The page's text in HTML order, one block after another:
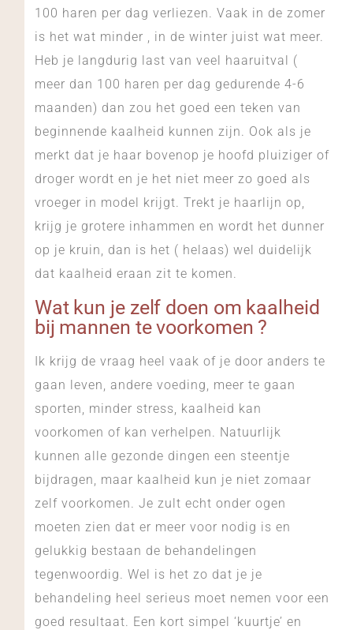
100 haren per dag verliezen. Vaak in de zomer
is het wat minder , in de winter juist wat meer.
Heb je langdurig last van veel haaruitval (
meer dan 100 haren per dag gedurende 4-6
maanden) dan zou het goed een teken van
beginnende kaalheid kunnen zijn. Ook als je
merkt dat je haar bovenop je hoofd pluiziger of
droger wordt en je het niet meer zo goed als
vroeger in model krijgt. Trekt je haarlijn op,
krijg je grotere inhammen en wordt het dunner
op je kruin, dan is het ( helaas) wel duidelijk
dat kaalheid eraan zit te komen.
Wat kun je zelf doen om kaalheid
bij mannen te voorkomen ?
Ik krijg de vraag heel vaak of je door anders te
gaan leven, andere voeding, meer te gaan
sporten, minder stress, kaalheid kan
voorkomen of kan verhelpen. Natuurlijk
kunnen alle gezonde dingen een steentje
bijdragen, maar kaalheid kun je niet zomaar
zelf voorkomen. Je zult echt onder ogen
moeten zien dat er meer voor nodig is en
gelukkig bestaan de behandelingen
tegenwoordig. Wel is het zo dat je je
behandeling heel serieus moet nemen voor een
goed resultaat. Een kort simpel ‘kuurtje’ en